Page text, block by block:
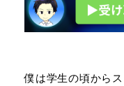
僕は学生の頃から